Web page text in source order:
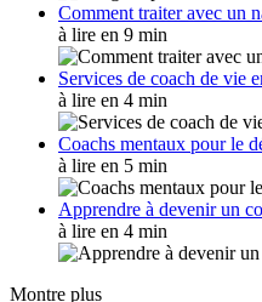
Comment traiter avec un
à lire en 9 min
Services de coach de vie
à lire en 4 min
Coachs mentaux pour le
à lire en 5 min
Apprendre à devenir un
à lire en 4 min
Montre plus